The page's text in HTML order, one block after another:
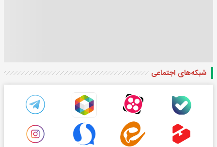
شبکه‌های اجتماعی